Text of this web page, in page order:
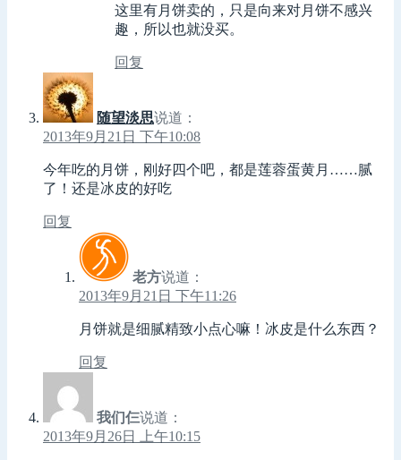
这里有月饼卖的，只是向来对月饼不感兴
趣，所以也就没买。
回复
随望淡思说道：
2013年9月21日 下午10:08
今年吃的月饼，刚好四个吧，都是莲蓉蛋黄月……腻
了！还是冰皮的好吃
回复
老方说道：
2013年9月21日 下午11:26
月饼就是细腻精致小点心嘛！冰皮是什么东西？
回复
我们仨说道：
2013年9月26日 上午10:15